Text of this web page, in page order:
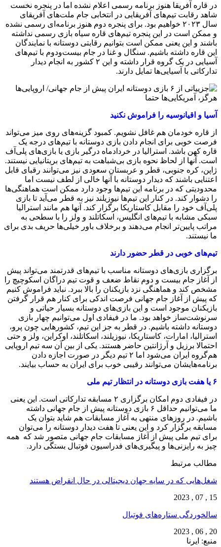
در قاره آفریقا هنوز برنامه رسمی اعلام نشده اما در پنجره نخست
شاهد رقابت تیم‌های آفریقایی در انتخابی جام ملت‌های آفریقای
سال ۲۰۲۳ خواهیم بود. برای پنجره دوم هنوز برنامه‌ای رسمی نشده
و ممکن است در این پنجره تیم‌های قاره سیاه بازی رسمی نداشته
باشند و این یعنی ممکن است بتوانیم رقابتی دوستانه با نمایندگان
این قاره داشته باشیم. سنگال و غنا در جام بیست‌ودوم با تیم‌های
آسیایی در یک گروه قرار داشته و این ۲ کشور به انجام دیدار
تدارکاتی با آسیایی‌ها تمایل دارند.
آسیا و اقیانوسیه را فراموش نکنید
از قاره خودمان هم غافل نشویم. کمبود گزینه‌های روی میز می‌تواند
فرصت خوبی برای انجام دادن بازی دوستانه با تیم‌های درجه یک
قاره کهن باشد. استرالیا در خردادماه درگیر بازی یا بازی‌های پلی‌آف
است. آنها از لحاظ نحوه بازی بی‌شباهت به تیم‌های بریتانیایی نیستند.
ژاپن، کره جنوبی، قطر و عربستان سعودی نیز می‌توانند رقبای قابل
اعتنایی باشند که دیدار دوستانه با آنها خالی از لطف نیست اما
محدودیتی که در برنامه این تیم‌ها وجود دارد ممکن است هماهنگی‌ها
را دشوار کند. در کنار این تیم‌ها نیوزیلند نیز به قطر می‌آید تا بازی
پلی‌آف خود را مقابل کاستاریکا برگزار کند. آنها هم مانند استرالیا
سبکی مشابه با تیم‌های انگلیس، اسکاتلند و ولز را با سطحی به
مراتب پایین‌تر انجام می‌دهند و برخلاف باور خیلی‌ها حریف بدی برای
ما نیستند.
تیم‌های خوبی در قطر حضور دارند
برگزاری بازی‌های دوستانه مناسب با تیم‌های قدرتمند می‌تواند پیش
از آغاز جام بیست و دوم نقاط ضعف و قوت تیم دراگان اسکوچیچ را
مشخص کند و هماهنگی نزد بازیکنان را بالا ببرد. نباید فراموش کنیم
که پیش از آغاز جام جهانی فرصت اندکی برای کنار هم قرار گرفتن
بازیکنان موجود است و این بازی‌های دوستانه بسیار حیاتی و
سرنوشت‌ساز خواهد بود. ما در فیفادی‌ اول می‌توانیم چهار بازی
دوستانه داشته باشیم. در قطر به جز این تیم، کشورهایی چون پرو،
استرالیا، امارات، کاستاریکا، نیوزیلند، اسکاتلند، اوکراین، ولز و حتی
احتمالا برزیل و آرژانتین حاضر هستند. یکی از بین آن سه تیم اروپایی
هم‌گروه ایران می‌شود اما ۲ تیم دیگر در صورت اجازه دادن
برنامه‌هایشان می‌توانند رقیبی خوب برای ایران به حساب بیایند.
۶ یا هفت بازی دوستانه در انتظار تیم ملی
در فیفادی‌ دوم امکان برگزاری ۲ مسابقه تدارکاتی است. این یعنی
ما می‌توانیم حداقل ۶ بازی دوستانه پیش از جام جهانی داشته
باشیم. در روزهای منتهی به آغاز مسابقات هم شاید بتوان یک
مسابقه برگزار کرد و این یعنی تا هفت دیدار دوستانه را می‌توان
برای تیم ملی پیش از آغاز مسابقات جام جهانی متصور شد که همه
چیز به رایزنی‌ها و پیگیری‌های فدراسیون فوتبال بستگی دارد.
مطالب مرتبط
شغل‌‌هایی که در سایه جهان دیجیتالی در حال انقراض هستند
15 , 07 , 2023
سالخوردگی ستاره‌های فوتبال
20 , 06 , 2023
منبع: ایرنا